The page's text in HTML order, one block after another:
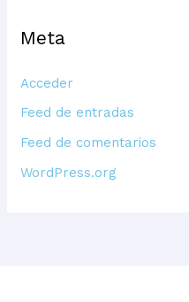
Meta
Acceder
Feed de entradas
Feed de comentarios
WordPress.org